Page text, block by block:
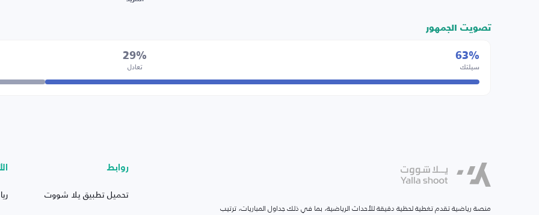
تصويت الجمهور
63%
سيلتك
29%
تعادل
منصة رياضية تقدم تغطية لحظية دقيقة للأحداث الرياضية، بما في ذلك جداول المباريات، ترتيب
روابط
تحميل تطبيق يلا شووت